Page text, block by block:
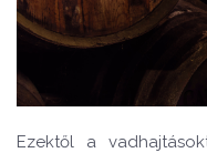
Ezektől a